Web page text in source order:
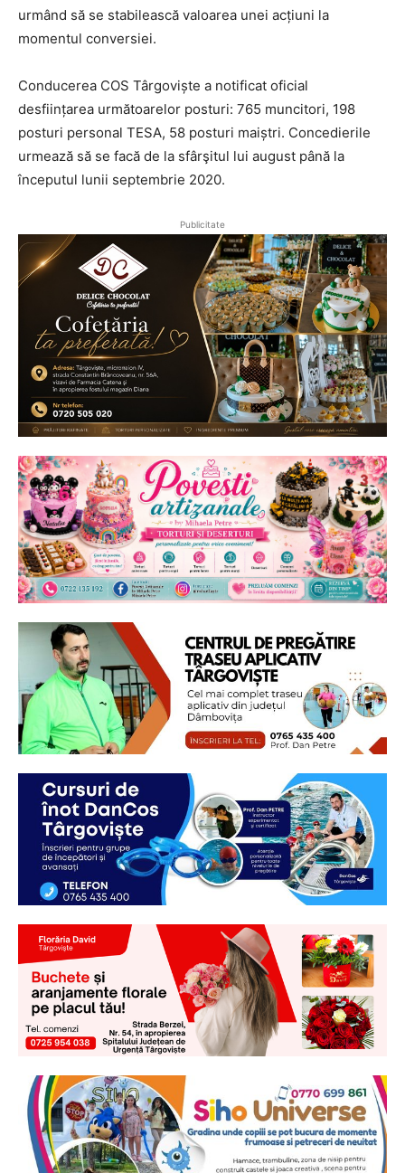
urmând să se stabilească valoarea unei acțiuni la
momentul conversiei.
Conducerea COS Târgoviște a notificat oficial
desființarea următoarelor posturi: 765 muncitori, 198
posturi personal TESA, 58 posturi maiștri. Concedierile
urmează să se facă de la sfârşitul lui august până la
începutul lunii septembrie 2020.
Publicitate